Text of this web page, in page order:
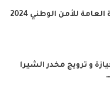
للأمن الوطني 2024
و ترويج مخدر الشيرا